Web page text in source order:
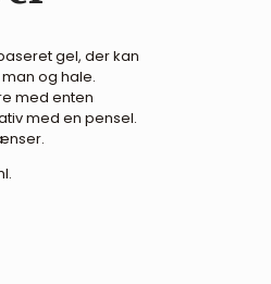
gel, der kan
og hale.
med enten
med en pensel.